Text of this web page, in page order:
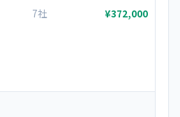
7社 ¥372,000